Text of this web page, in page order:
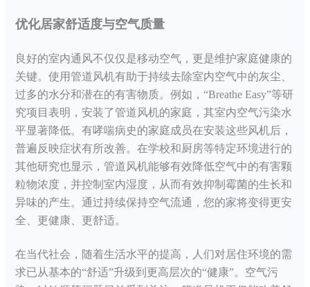
优化居家舒适度与空气质量
良好的室内通风不仅仅是移动空气，更是维护家庭健康的
关键。使用管道风机有助于持续去除室内空气中的灰尘、
过多的水分和潜在的有害物质。例如， “Breathe Easy”等研
究项目表明，安装了管道风机的家庭，其室内空气污染水
平显著降低。有哮喘病史的家庭成员在安装这些风机后，
普遍反映症状有所改善。在学校和厨房等特定环境进行的
其他研究也显示，管道风机能够有效降低空气中的有害颗
粒物浓度，并控制室内湿度，从而有效抑制霉菌的生长和
异味的产生。通过持续保持空气流通，您的家将变得更安
全、更健康、更舒适。
在当代社会，随着生活水平的提高，人们对居住环境的需
求已从基本的“舒适”升级到更高层次的“健康”。空气污